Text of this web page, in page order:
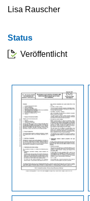
Lisa Rauscher
Status
Veröffentlicht